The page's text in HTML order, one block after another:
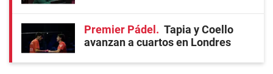
Premier Pádel
Tapia y Coello
avanzan a cuartos en Londres